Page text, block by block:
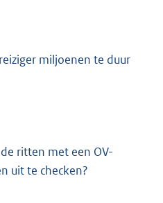
Kmiljoenen te duur
ritten met een OV-
uit te checken?